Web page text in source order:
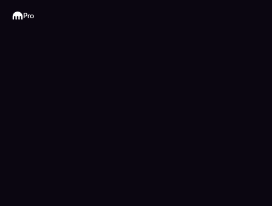
Kraken
Pro